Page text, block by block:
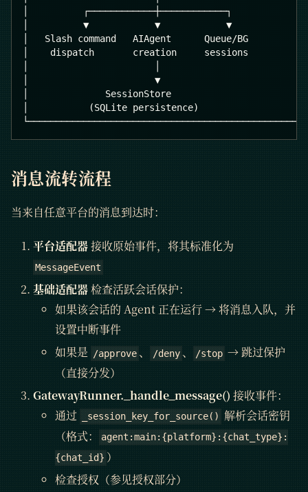
│          ┌────────────┼────────────┐
│          ▼            ▼            ▼
│   Slash command   AIAgent      Queue/BG
│    dispatch       creation     sessions
│                       ▼
│              SessionStore
│           (SQLite persistence)
└─────────────────────────────────────────────────┘
消息流转流程
当来自任意平台的消息到达时：
平台适配器接收原始事件，将其标准化为
MessageEvent
基础适配器检查活跃会话保护：
如果该会话的 Agent 正在运行 → 将消息入队，并
设置中断事件
如果是
/approve 、 /deny 、 /stop → 跳过保护
（直接分发）
GatewayRunner._handle_message() 接收事件：
通过
_session_key_for_source() 解析会话密钥
（格式：
agent:main:{platform}:{chat_type}:
{chat_id} ）
检查授权（参见授权部分）